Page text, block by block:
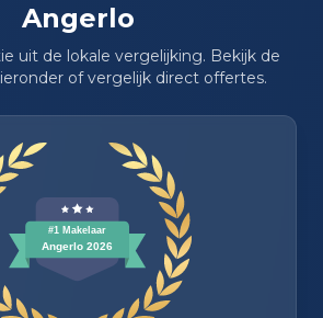
Angerlo
uit de lokale vergelijking. Bekijk de
of vergelijk direct offertes.